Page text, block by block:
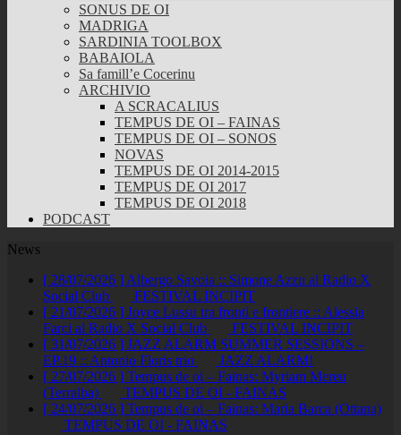
SONUS DE OI
MADRIGA
SARDINIA TOOLBOX
BABAIOLA
Sa famill’e Cocerinu
ARCHIVIO
A SCRACALIUS
TEMPUS DE OI – FAINAS
TEMPUS DE OI – SONOS
NOVAS
TEMPUS DE OI 2014-2015
TEMPUS DE OI 2017
TEMPUS DE OI 2018
PODCAST
News
[ 28/07/2026 ] Albergo Savoia :: Simone Azzu al Radio X
Social Club
FESTIVAL INCIPIT
[ 21/07/2026 ] Joyce Lussu tra fronti e frontiere :: Alessia
Farci al Radio X Social Club
FESTIVAL INCIPIT
[ 31/07/2026 ] JAZZ ALARM SUMMER SESSIONS –
EP.19 :: Antonio Floris trio
JAZZ ALARM!
[ 27/07/2026 ] Tempus de oi – Fainas: Myriam Mereu
(Terralba)
TEMPUS DE OI - FAINAS
[ 24/07/2026 ] Tempus de oi – Fainas: Maria Barca (Ottana)
TEMPUS DE OI - FAINAS